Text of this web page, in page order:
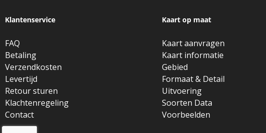
Klantenservice
FAQ
Betaling
Verzendkosten
Levertijd
Retour sturen
Klachtenregeling
Contact
Kaart op maat
Kaart aanvragen
Kaart informatie
Gebied
Formaat & Detail
Uitvoering
Soorten Data
Voorbeelden